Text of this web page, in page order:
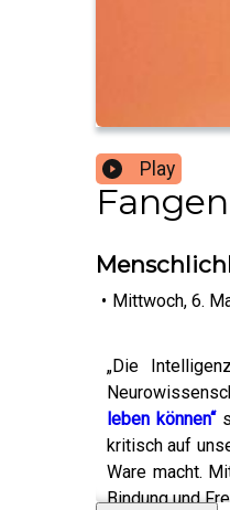
Play
• Mittwoch, 6.
„Die
leben können“
kritisch auf
Ware macht.
Bindung und